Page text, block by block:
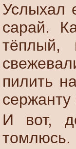
Услыхал
сарай.
тёплый,
пилить
сержанту
И вот,
томлюсь.